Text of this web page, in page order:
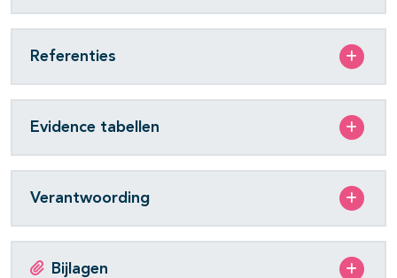
Referenties
Evidence tabellen
Verantwoording
Bijlagen